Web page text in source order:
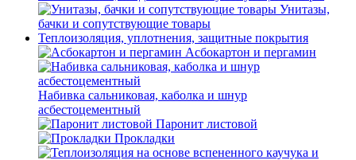
Унитазы,
бачки и сопутствующие товары
Теплоизоляция, уплотнения, защитные покрытия
Асбокартон и пергамин
Набивка сальниковая, каболка и шнур
асбестоцементный
Паронит листовой
Прокладки